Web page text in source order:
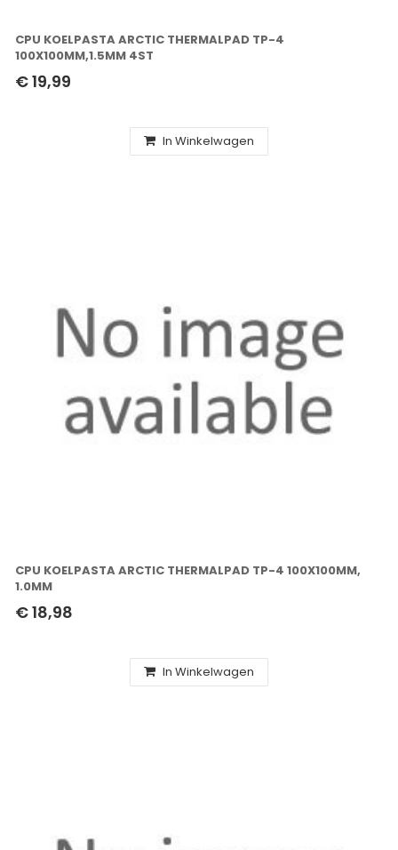
CPU KOELPASTA ARCTIC THERMALPAD TP-4
100X100MM,1.5MM 4ST
€ 19,99
In Winkelwagen
CPU KOELPASTA ARCTIC THERMALPAD TP-4 100X100MM,
1.0MM
€ 18,98
In Winkelwagen